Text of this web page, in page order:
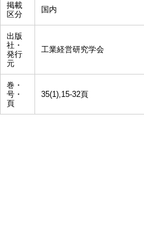
掲載
区分
国内
出版
社・
発行
元
工業経営研究学会
巻・
号・
頁
35(1),15-32頁